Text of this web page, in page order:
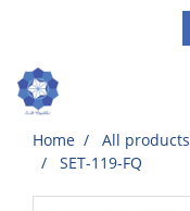
Home All products
SET-119-FQ